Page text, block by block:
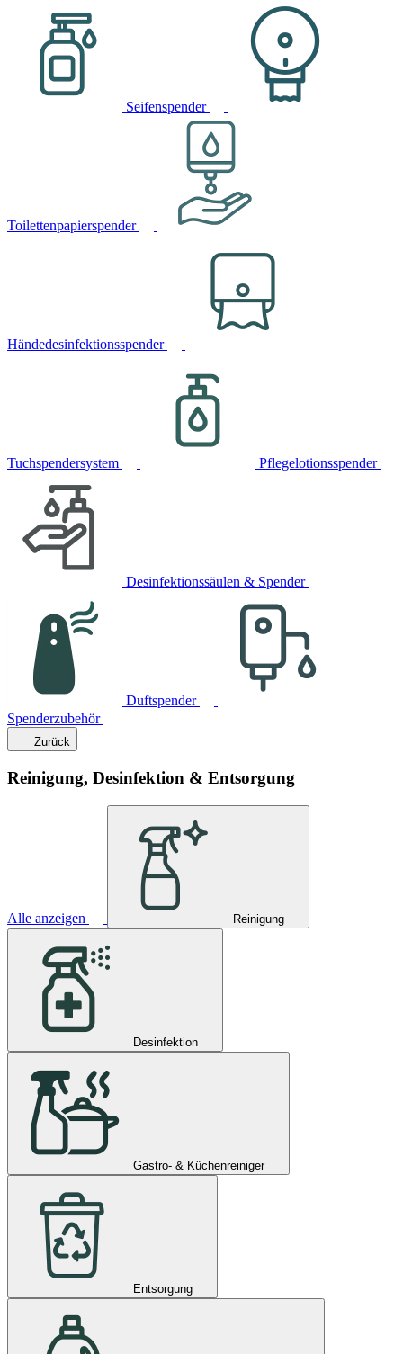
Seifenspender
Toilettenpapierspender
Händedesinfektionsspender
Tuchspendersystem Pflegelotionsspender
Desinfektionssäulen & Spender
Duftspender
Spenderzubehör
Zurück
Reinigung, Desinfektion & Entsorgung
Alle anzeigen Reinigung
Desinfektion
Gastro- & Küchenreiniger
Entsorgung